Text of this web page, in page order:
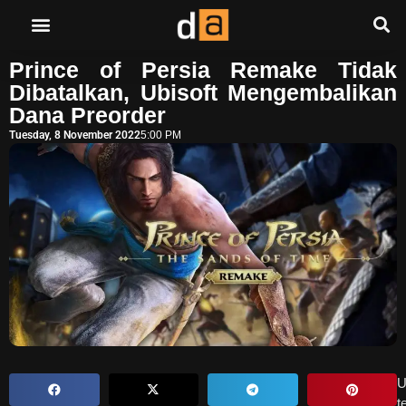
Prince of Persia Remake Tidak
Dibatalkan, Ubisoft Mengembalikan
Dana Preorder
Tuesday, 8 November 20225:00 PM